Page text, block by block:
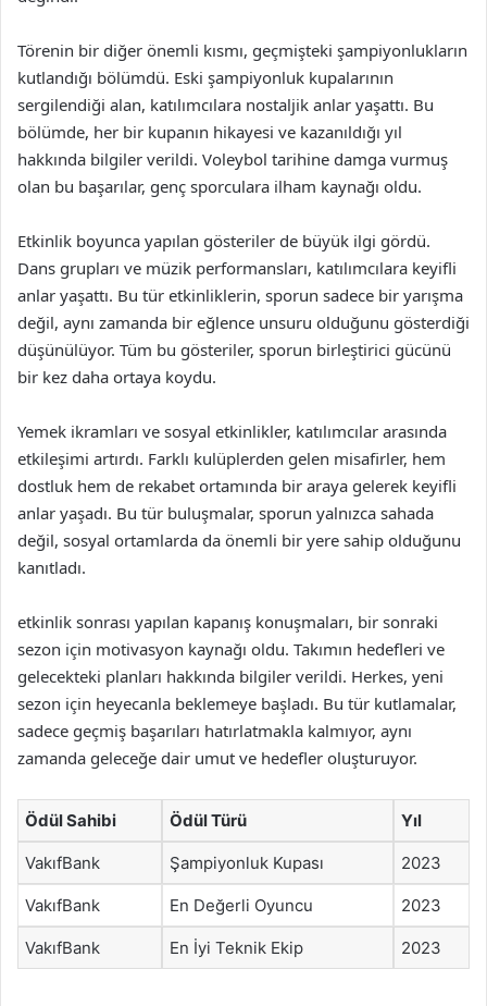
Törenin bir diğer önemli kısmı, geçmişteki şampiyonlukların
kutlandığı bölümdü. Eski şampiyonluk kupalarının
sergilendiği alan, katılımcılara nostaljik anlar yaşattı. Bu
bölümde, her bir kupanın hikayesi ve kazanıldığı yıl
hakkında bilgiler verildi. Voleybol tarihine damga vurmuş
olan bu başarılar, genç sporculara ilham kaynağı oldu.
Etkinlik boyunca yapılan gösteriler de büyük ilgi gördü.
Dans grupları ve müzik performansları, katılımcılara keyifli
anlar yaşattı. Bu tür etkinliklerin, sporun sadece bir yarışma
değil, aynı zamanda bir eğlence unsuru olduğunu gösterdiği
düşünülüyor. Tüm bu gösteriler, sporun birleştirici gücünü
bir kez daha ortaya koydu.
Yemek ikramları ve sosyal etkinlikler, katılımcılar arasında
etkileşimi artırdı. Farklı kulüplerden gelen misafirler, hem
dostluk hem de rekabet ortamında bir araya gelerek keyifli
anlar yaşadı. Bu tür buluşmalar, sporun yalnızca sahada
değil, sosyal ortamlarda da önemli bir yere sahip olduğunu
kanıtladı.
etkinlik sonrası yapılan kapanış konuşmaları, bir sonraki
sezon için motivasyon kaynağı oldu. Takımın hedefleri ve
gelecekteki planları hakkında bilgiler verildi. Herkes, yeni
sezon için heyecanla beklemeye başladı. Bu tür kutlamalar,
sadece geçmiş başarıları hatırlatmakla kalmıyor, aynı
zamanda geleceğe dair umut ve hedefler oluşturuyor.
Ödül Sahibi Ödül Türü Yıl
VakıfBank Şampiyonluk Kupası 2023
VakıfBank En Değerli Oyuncu 2023
VakıfBank En İyi Teknik Ekip 2023